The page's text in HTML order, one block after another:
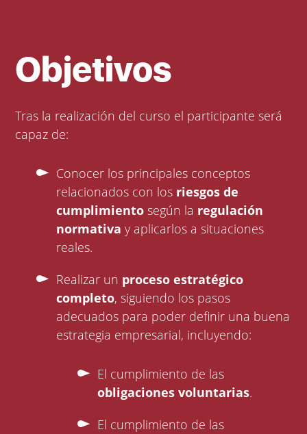
Objetivos
Tras la realización del curso el participante será
capaz de:
Conocer los principales conceptos
relacionados con los riesgos de
cumplimiento según la regulación
normativa y aplicarlos a situaciones
reales.
Realizar un proceso estratégico
completo, siguiendo los pasos
adecuados para poder definir una buena
estrategia empresarial, incluyendo:
El cumplimiento de las
obligaciones voluntarias.
El cumplimiento de las